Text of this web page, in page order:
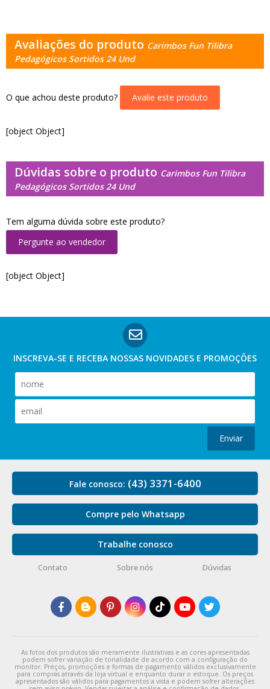
Avaliações do produto Carimbos Fun Tilibra
Pedagógicos Sortidos 24 Und
O que achou deste produto? Avalie este produto
[object Object]
Dúvidas sobre o produto Carimbos Fun Tilibra
Pedagógicos Sortidos 24 Und
Tem alguma dúvida sobre este produto?
Pergunte ao vendedor
[object Object]
INSCREVA-SE E RECEBA NOSSAS NOVIDADES E PROMOÇÕES
Enviar
Fale conosco: (43) 3371-6400
Compre pelo Whatsapp
Trabalhe conosco
Contato Sobre nós Dúvidas
As fotos dos produtos são meramente ilustrativas e as cores apresentadas
podem sofrer variação de tonalidade de acordo com a configuração do
monitor. Preços, promoções e formas de pagamento válidos exclusivamente
para compras através da loja virtual e enquanto durar o estoque. Os preços
apresentados são válidos para pagamentos a vista e podem sofrer alterações